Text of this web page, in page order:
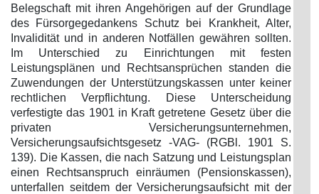
Belegschaft mit ihren Angehörigen auf der Grundlage
des Fürsorgegedankens Schutz bei Krankheit, Alter,
Invalidität und in anderen Notfällen gewähren sollten.
Im Unterschied zu Einrichtungen mit festen
Leistungsplänen und Rechtsansprüchen standen die
Zuwendungen der Unterstützungskassen unter keiner
rechtlichen Verpflichtung. Diese Unterscheidung
verfestigte das 1901 in Kraft getretene Gesetz über die
privaten Versicherungsunternehmen,
Versicherungsaufsichtsgesetz -VAG- (RGBl. 1901 S.
139). Die Kassen, die nach Satzung und Leistungsplan
einen Rechtsanspruch einräumen (Pensionskassen),
unterfallen seitdem der Versicherungsaufsicht mit der